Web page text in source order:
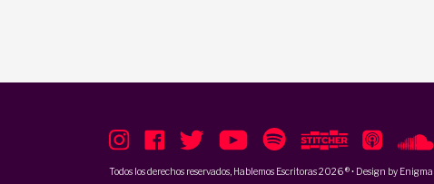
Todos los derechos reservados, Hablemos Escritoras 2026 ® • Design by Enigma